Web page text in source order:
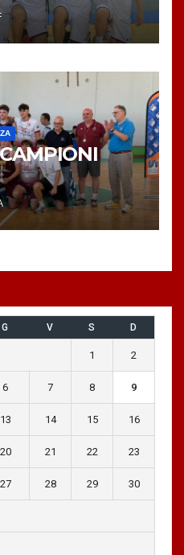
G V S D
1 2
6 7 8 9
13 14 15 16
20 21 22 23
27 28 29 30